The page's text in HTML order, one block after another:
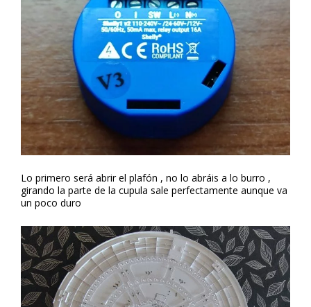
Lo primero será abrir el plafón , no lo abráis a lo burro ,
girando la parte de la cupula sale perfectamente aunque va
un poco duro